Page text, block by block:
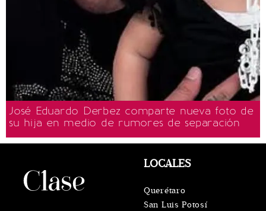
José Eduardo Derbez comparte nueva foto de
su hija en medio de rumores de separación
LOCALES
Querétaro
San Luis Potosí